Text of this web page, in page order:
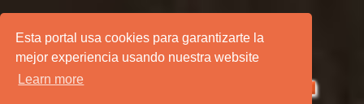
Esta portal usa cookies para garantizarte la
mejor experiencia usando nuestra website
Learn more
PÁGINA PRINCIPAL